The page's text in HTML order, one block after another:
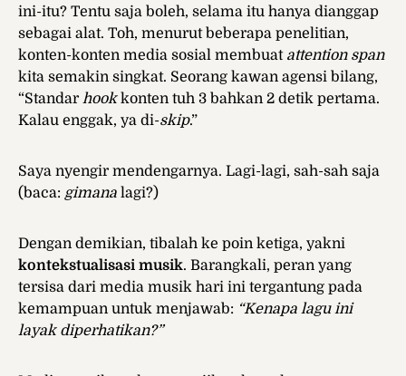
ini-itu? Tentu saja boleh, selama itu hanya dianggap
sebagai alat. Toh, menurut beberapa penelitian,
konten-konten media sosial membuat attention span
kita semakin singkat. Seorang kawan agensi bilang,
“Standar hookkonten tuh 3 bahkan 2 detik pertama.
Kalau enggak, ya di-skip.”
Saya nyengir mendengarnya. Lagi-lagi, sah-sah saja
(baca: gimana lagi?)
Dengan demikian, tibalah ke poin ketiga, yakni
kontekstualisasi musik. Barangkali, peran yang
tersisa dari media musik hari ini tergantung pada
kemampuan untuk menjawab: “Kenapa lagu ini
layak diperhatikan?”